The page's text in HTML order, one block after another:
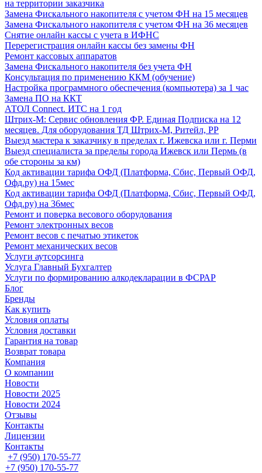
на территории заказчика
Замена Фискального накопителя с учетом ФН на 15 месяцев
Замена Фискального накопителя с учетом ФН на 36 месяцев
Снятие онлайн кассы с учета в ИФНС
Перерегистрация онлайн кассы без замены ФН
Ремонт кассовых аппаратов
Замена Фискального накопителя без учета ФН
Консультация по применению ККМ (обучение)
Настройка программного обеспечения (компьютера) за 1 час
Замена ПО на ККТ
АТОЛ Connect. ИТС на 1 год
Штрих-М: Сервис обновления ФР. Единая Подписка на 12
месяцев. Для оборудования ТД Штрих-М, Ритейл, РР
Выезд мастера к заказчику в пределах г. Ижевска или г. Перми
Выезд специалиста за пределы города Ижевск или Пермь (в
обе стороны за км)
Код активации тарифа ОФД (Платформа, Сбис, Первый ОФД,
Офд.ру) на 15мес
Код активации тарифа ОФД (Платформа, Сбис, Первый ОФД,
Офд.ру) на 36мес
Ремонт и поверка весового оборудования
Ремонт электронных весов
Ремонт весов с печатью этикеток
Ремонт механических весов
Услуги аутсорсинга
Услуга Главный Бухгалтер
Услуги по формированию алкодекларации в ФСРАР
Блог
Бренды
Как купить
Условия оплаты
Условия доставки
Гарантия на товар
Возврат товара
Компания
О компании
Новости
Новости 2025
Новости 2024
Отзывы
Контакты
Лицензии
Контакты
+7 (950) 170-55-77
+7 (950) 170-55-77